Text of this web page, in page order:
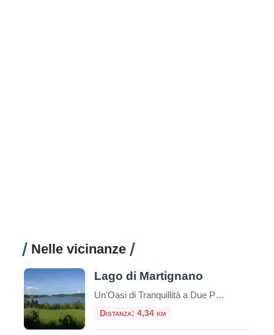
Nelle vicinanze
Lago di Martignano
Un’Oasi di Tranquillità a Due Passi da Roma Nel cuore della campagna romana, a soli 30 chilometri dalla Capitale, si nasconde uno dei tesori naturali più preziosi del Lazio: il Lago di Martignano. Questo specchio d’acqua dalle acque cristalline rappresenta una delle destinazioni più affascinanti per chi cerca un rifugio dalla frenesia urbana, immerso in […]
Distanza: 4,34 km